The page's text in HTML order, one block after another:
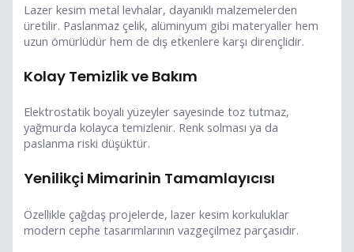
Lazer kesim metal levhalar, dayanıklı malzemelerden
üretilir. Paslanmaz çelik, alüminyum gibi materyaller hem
uzun ömürlüdür hem de dış etkenlere karşı dirençlidir.
Kolay Temizlik ve Bakım
Elektrostatik boyalı yüzeyler sayesinde toz tutmaz,
yağmurda kolayca temizlenir. Renk solması ya da
paslanma riski düşüktür.
Yenilikçi Mimarinin Tamamlayıcısı
Özellikle çağdaş projelerde, lazer kesim korkuluklar
modern cephe tasarımlarının vazgeçilmez parçasıdır.